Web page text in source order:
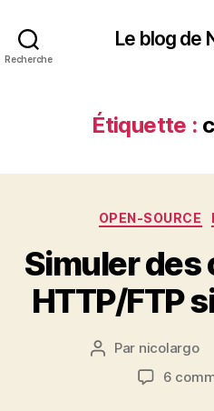
Recherche
Le blog de
Étiquette :
OPEN-SOURCE
Simuler
HTTP/FTP
Auteur
l’article
Par nicolargo
6